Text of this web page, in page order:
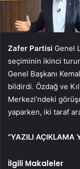
Zafer Partisi Genel
seçiminin ikinci
Genel Başkanı
bildirdi. Özdağ ve
Merkezi’ndeki
yaparken, iki taraf
“YAZILI AÇIKLAMA
İlgili Makaleler